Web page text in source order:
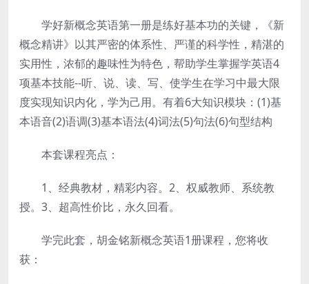
学好新概念英语第一册是练好基本功的关键，《新
概念精讲》以其严密的体系性、严谨的科学性，精湛的
实用性，浓郁的趣味性为特色，帮助学生掌握学英语4
项基本技能--听、说、读、写、使学生在学习中最大限
度实现知识内化，学为己用。有着6大知识模块：(1)基
本语音(2)语调(3)基本语法(4)词法(5)句法(6)句型结构
本套课程亮点：
1、经典教材，精彩内容。2、权威教师、系统教
授。3、超高性价比，永久回看。
学完此套，胡金铭新概念英语1册课程，您将收
获：